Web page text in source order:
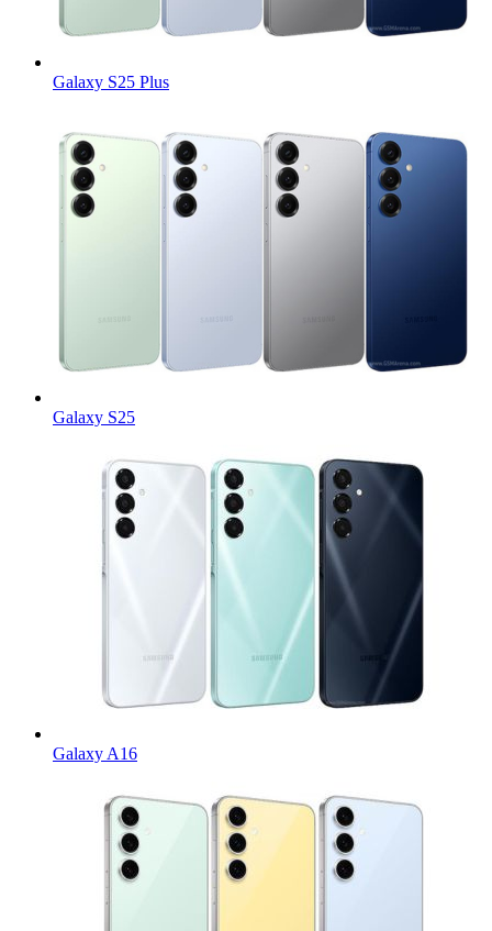
Galaxy S25 Plus
Galaxy S25
Galaxy A16